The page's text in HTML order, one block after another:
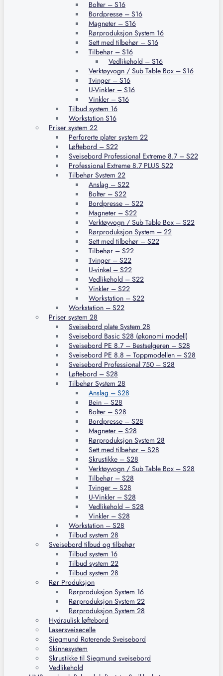
Bolter – S16
Bordpresse – S16
Magneter – S16
Rørproduksjon System 16
Sett med tilbehør – S16
Tilbehør – S16
Vedlikehold – S16
Verktøyvogn / Sub Table Box – S16
Tvinger – S16
U-Vinkler – S16
Vinkler – S16
Tilbud system 16
Workstation S16
Priser system 22
Perforerte plater system 22
Løftebord – S22
Sveisebord Professional Extreme 8.7 – S22
Professional Extreme 8.7 PLUS S22
Tilbehør System 22
Anslag – S22
Bolter – S22
Bordpresse – S22
Magneter – S22
Verktøyvogn / Sub Table Box – S22
Rørproduksjon System – 22
Sett med tilbehør – S22
Tilbehør – S22
Tvinger – S22
U-vinkel – S22
Vedlikehold – S22
Vinkler – S22
Workstation – S22
Workstation – S22
Priser system 28
Sveisebord plate System 28
Sveisebord Basic S28 (økonomi modell)
Sveisebord PE 8.7 – Bestselgeren – S28
Sveisebord PE 8.8 – Toppmodellen – S28
Sveisebord Professional 750 – S28
Løftebord – S28
Tilbehør System 28
Anslag – S28
Bein – S28
Bolter – S28
Bordpresse – S28
Magneter – S28
Rørproduksjon System 28
Sett med tilbehør – S28
Skrustikke – S28
Verktøyvogn / Sub Table Box – S28
Tilbehør – S28
Tvinger – S28
U-Vinkler – S28
Vedlikehold – S28
Vinkler – S28
Workstation – S28
Tilbud system 28
Sveisebord tilbud og tilbehør
Tilbud system 16
Tilbud system 22
Tilbud system 28
Rør Produksjon
Rørproduksjon System 16
Rørproduksjon System 22
Rørproduksjon System 28
Hydraulisk løftebord
Lasersveisecelle
Siegmund Roterende Sveisebord
Skinnesystem
Skrustikke til Siegmund sveisebord
Vedlikehold